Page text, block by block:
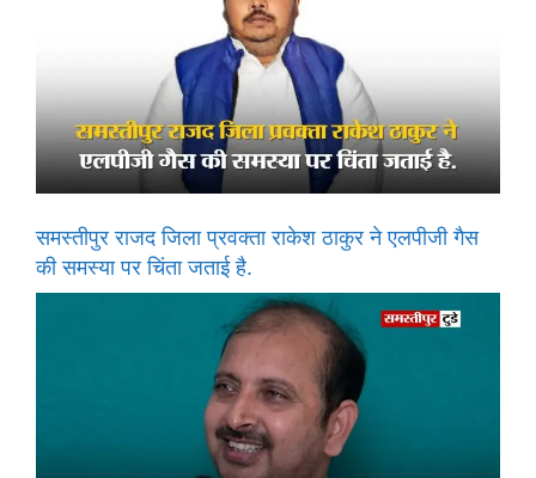
समस्तीपुर राजद जिला प्रवक्ता राकेश ठाकुर ने एलपीजी गैस
की समस्या पर चिंता जताई है.